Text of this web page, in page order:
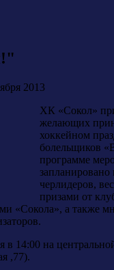
2013
ХК «Сокол»
желающих
хоккейном
болельщиков
программе
черлидеров,
призами от
«Сокола», а также
в 14:00 на
,77).